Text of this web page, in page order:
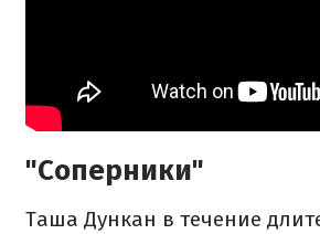
"Соперники"
Таша Дункан в течение